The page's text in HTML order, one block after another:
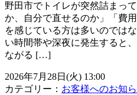
野田市でトイレが突然詰まっ
か、自分で直せるのか」「費
を感じている方は多いのでは
い時間帯や深夜に発生すると
ながる […]
2026年7月28日(火) 13:00
カテゴリー： お客様へのお知